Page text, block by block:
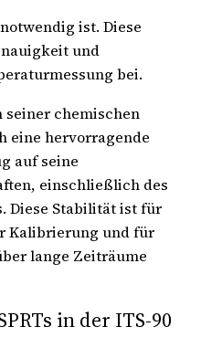
ist. Diese
und
bei.
seiner chemischen
eine hervorragende
auf seine
einschließlich des
Diese Stabilität ist für
Kalibrierung und für
lange Zeiträume
in der ITS-90